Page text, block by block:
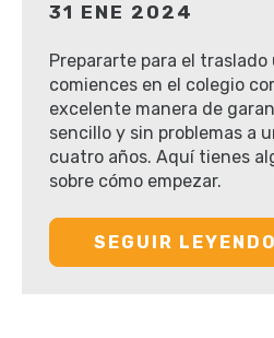
31 ENE 2024
Prepararte para el
comiences en el colegio
excelente manera de
sencillo y sin problemas a
cuatro años. Aquí tienes
sobre cómo empezar.
SEGUIR LEYENDO